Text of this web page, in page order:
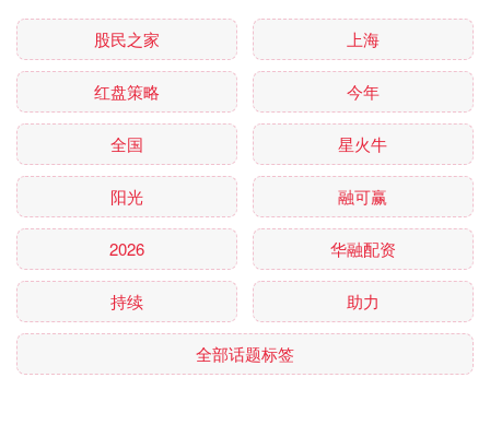
股民之家 上海
红盘策略 今年
全国 星火牛
阳光 融可赢
2026 华融配资
持续 助力
全部话题标签